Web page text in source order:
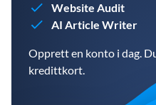
Website Audit
AI Article Writer
Opprett en konto i dag.
kredittkort.